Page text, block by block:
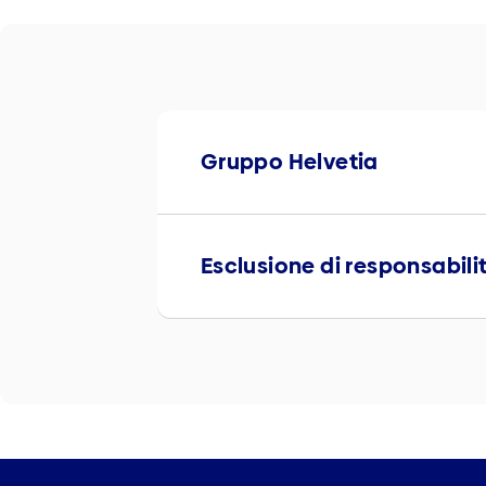
Gruppo Helvetia
Esclusione di